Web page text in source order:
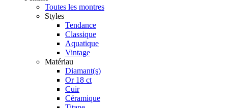
Toutes les montres
Styles
Tendance
Classique
Aquatique
Vintage
Matériau
Diamant(s)
Or 18 ct
Cuir
Céramique